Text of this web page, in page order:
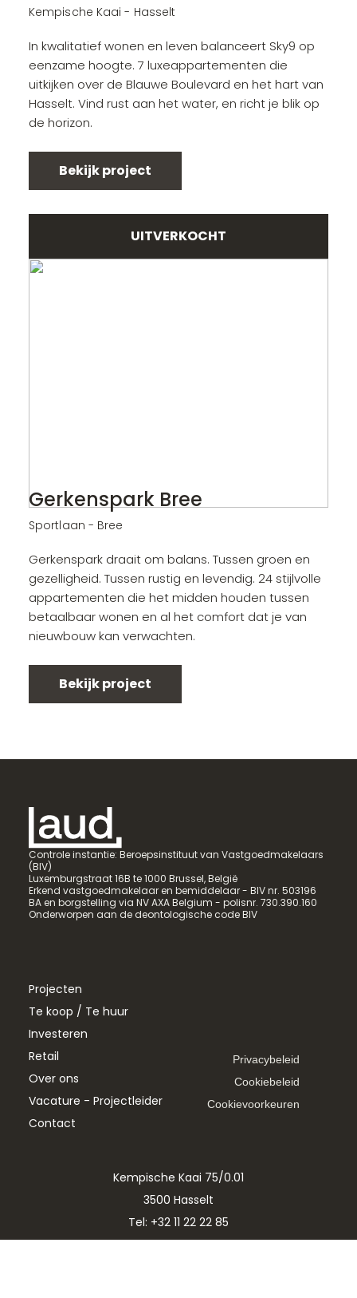
Vacature - ProjectleiderT:+32 (0)11 22 22 85
Kempische Kaai - Hasselt
In kwalitatief wonen en leven balanceert Sky9 op
eenzame hoogte. 7 luxeappartementen die
uitkijken over de Blauwe Boulevard en het hart van
Hasselt. Vind rust aan het water, en richt je blik op
de horizon.
Bekijk project
UITVERKOCHT
Gerkenspark Bree
Sportlaan - Bree
Gerkenspark draait om balans. Tussen groen en
gezelligheid. Tussen rustig en levendig. 24 stijlvolle
appartementen die het midden houden tussen
betaalbaar wonen en al het comfort dat je van
nieuwbouw kan verwachten.
Bekijk project
Controle instantie: Beroepsinstituut van Vastgoedmakelaars
(BIV)
Luxemburgstraat 16B te 1000 Brussel, België
Erkend vastgoedmakelaar en bemiddelaar - BIV nr. 503196
BA en borgstelling via NV AXA Belgium - polisnr. 730.390.160
Onderworpen aan de deontologische code BIV
Projecten
Te koop / Te huur
Investeren
Retail
Over ons
Vacature - Projectleider
Contact
Kempische Kaai 75/0.01
3500 Hasselt
Tel: +32 11 22 22 85
info@livelaud.be
Privacybeleid
Cookiebeleid
Cookievoorkeuren